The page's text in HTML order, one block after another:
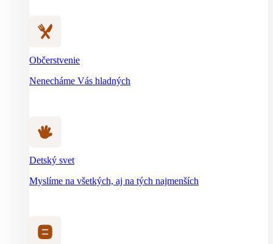
Občerstvenie
Nenecháme Vás hladných
Detský svet
Myslíme na všetkých, aj na tých najmenších